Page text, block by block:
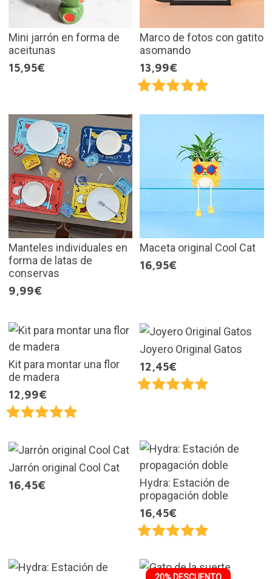
Mini jarrón en forma de
aceitunas
15,95€
Marco de fotos con gatito
asomando
13,99€
Manteles individuales en
forma de latas de
conservas
9,99€
Maceta original Cool Cat
16,95€
Kit para montar una flor
de madera
12,99€
Joyero Original Gatos
12,45€
Jarrón original Cool Cat
16,45€
Hydra: Estación de
propagación doble
16,45€